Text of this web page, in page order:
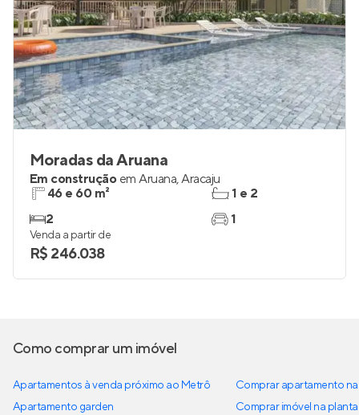
Moradas da Aruana
Em construção em Aruana,Aracaju
46 e 60 m²
2
1 e 2
1
Venda a partir de
R$ 246.038
Como comprar um imóvel
Apartamentos à venda próximo ao Metrô
Apartamento garden
Comprar apartamento
Comprar imóvel na planta